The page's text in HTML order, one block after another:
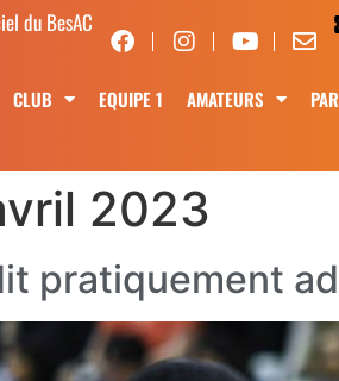
du BesAC
CLUB EQUIPE 1 AMATEURS
2023
pratiquement